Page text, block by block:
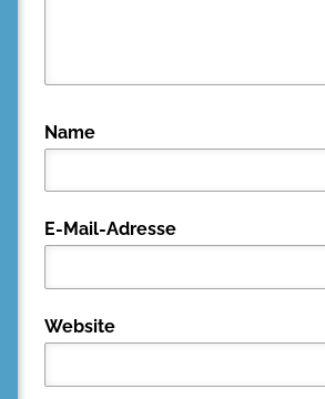
Name
E-Mail-Adresse
Website